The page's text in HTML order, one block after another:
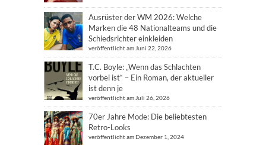
Ausrüster der WM 2026: Welche
Marken die 48 Nationalteams und die
Schiedsrichter einkleiden
veröffentlicht am Juni 22, 2026
T.C. Boyle: „Wenn das Schlachten
vorbei ist“ – Ein Roman, der aktueller
ist denn je
veröffentlicht am Juli 26, 2026
70er Jahre Mode: Die beliebtesten
Retro-Looks
veröffentlicht am Dezember 1, 2024